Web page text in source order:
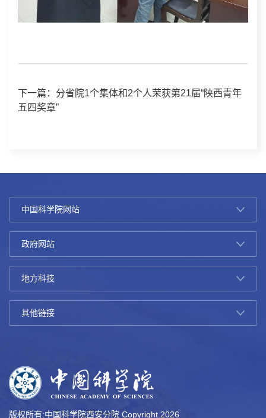
下一篇：分省院1个集体和2个人荣获第21届“陕西青年
五四奖章”
版权所有:中国科学院西安分院 Copyright.2026